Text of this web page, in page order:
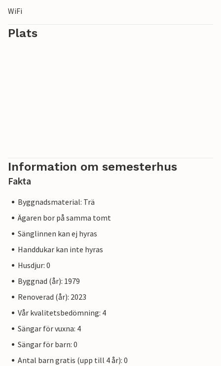
WiFi
Plats
Information om semesterhus
Fakta
Byggnadsmaterial: Trä
Ägaren bor på samma tomt
Sänglinnen kan ej hyras
Handdukar kan inte hyras
Husdjur: 0
Byggnad (år): 1979
Renoverad (år): 2023
Vår kvalitetsbedömning: 4
Sängar för vuxna: 4
Sängar för barn: 0
Antal barn gratis (upp till 4 år): 0